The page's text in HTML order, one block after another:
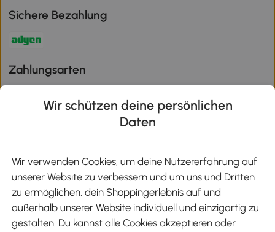
Sichere Bezahlung
Zahlungsarten
Aosom-App
Google Play
Wir schützen deine persönlichen
Daten
Wir verwenden Cookies, um deine Nutzererfahrung auf
unserer Website zu verbessern und um uns und Dritten
zu ermöglichen, dein Shoppingerlebnis auf und
außerhalb unserer Website individuell und einzigartig zu
gestalten. Du kannst alle Cookies akzeptieren oder